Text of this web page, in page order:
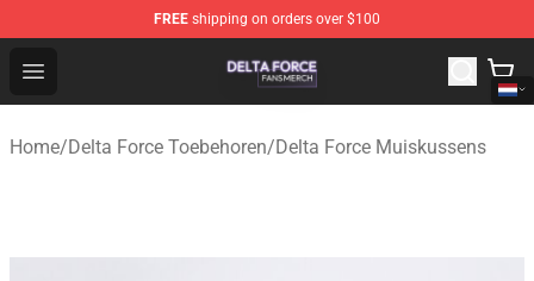
FREE shipping on orders over $100
Open menu
Delta Force Shop - Official Delta Force Merchandise
Home/Delta Force Toebehoren/Delta Force Muiskussens